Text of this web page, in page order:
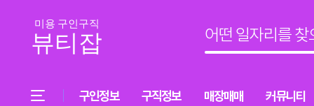
구인정보 구직정보 매장매매 커뮤니티